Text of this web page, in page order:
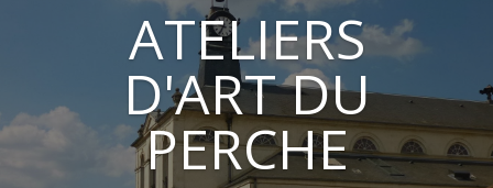
ATELIERS
D'ART DU
PERCHE